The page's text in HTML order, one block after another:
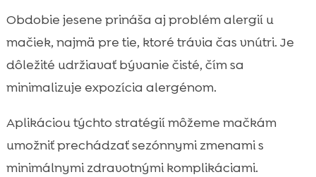
Obdobie jesene prináša aj problém alergií u
mačiek, najmä pre tie, ktoré trávia čas vnútri. Je
dôležité udržiavať bývanie čisté, čím sa
minimalizuje expozícia alergénom.
Aplikáciou týchto stratégií môžeme mačkám
umožniť prechádzať sezónnymi zmenami s
minimálnymi zdravotnými komplikáciami.